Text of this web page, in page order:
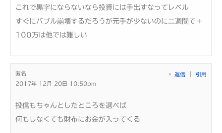
これで黒字にならないなら投資には手出すなってレベル
すぐにバブル崩壊するだろうが元手が少ないのに二週間で＋
100万は他では難しい
匿名
2017年 12月 20日 10:50pm
返信 引用
投信もちゃんとしたところを選べば
何もしなくても財布にお金が入ってくる